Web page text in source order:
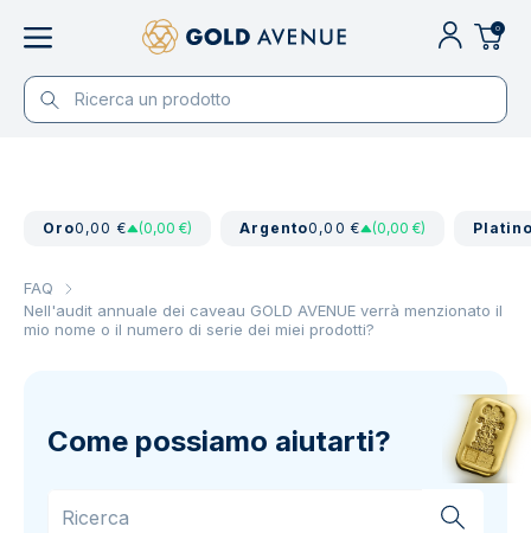
0
Oro0,00 € (0,00 €) Argento0,00 € (0,00 €)
FAQ
Nell'audit annuale dei caveau GOLD AVENUE verrà menzionato il
mio nome o il numero di serie dei miei prodotti?
Come possiamo aiutarti?